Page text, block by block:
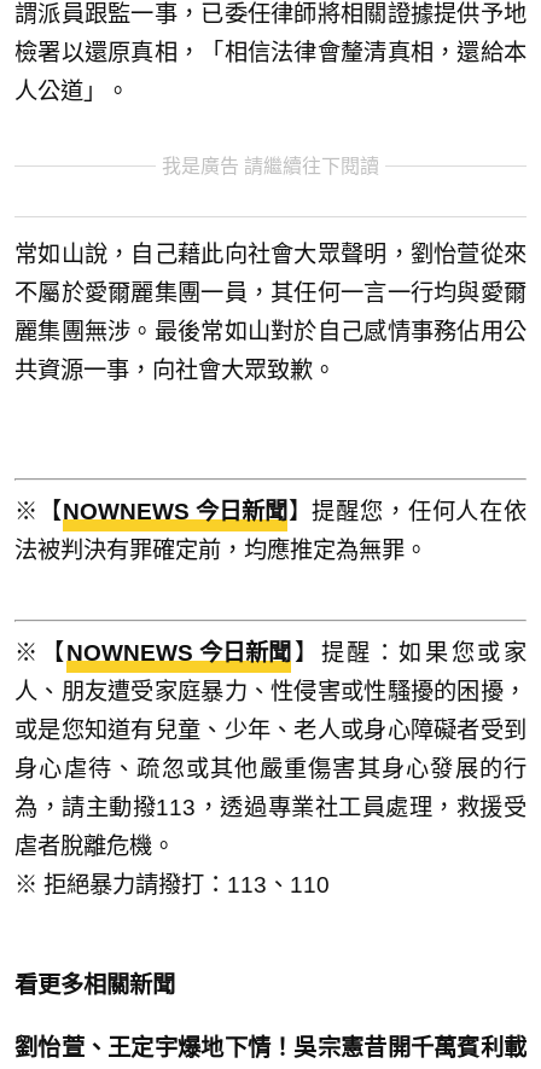
謂派員跟監一事，已委任律師將相關證據提供予地
檢署以還原真相，「相信法律會釐清真相，還給本
人公道」。
我是廣告 請繼續往下閱讀
常如山說，自己藉此向社會大眾聲明，劉怡萱從來
不屬於愛爾麗集團一員，其任何一言一行均與愛爾
麗集團無涉。最後常如山對於自己感情事務佔用公
共資源一事，向社會大眾致歉。
※【NOWNEWS 今日新聞 】提醒您，任何人在依
法被判決有罪確定前，均應推定為無罪。
※【 NOWNEWS 今日新聞 】提醒：如果您或家
人、朋友遭受家庭暴力、性侵害或性騷擾的困擾，
或是您知道有兒童、少年、老人或身心障礙者受到
身心虐待、疏忽或其他嚴重傷害其身心發展的行
為，請主動撥113，透過專業社工員處理，救援受
虐者脫離危機。
※ 拒絕暴力請撥打：113、110
看更多相關新聞
劉怡萱、王定宇爆地下情！吳宗憲昔開千萬賓利載